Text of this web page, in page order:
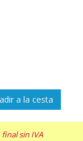
a la cesta
sin IVA